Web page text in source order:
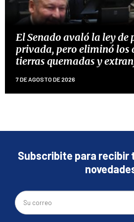
El Senado avaló la ley de
privada, pero eliminó los
tierras quemadas y
7 DE AGOSTO DE 2026
Subscribite para recibir